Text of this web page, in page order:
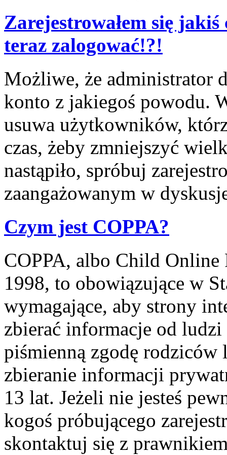
Zarejestrowałem się jakiś
teraz zalogować!?!
Możliwe, że administrator
konto z jakiegoś powodu.
usuwa użytkowników,
czas, żeby zmniejszyć
nastąpiło, spróbuj
zaangażowanym w
Czym jest COPPA?
COPPA, albo Child
1998, to obowiązujące w
wymagające, aby strony
zbierać informacje od
piśmienną zgodę
zbieranie informacji
13 lat. Jeżeli nie jesteś
kogoś próbującego
skontaktuj się z